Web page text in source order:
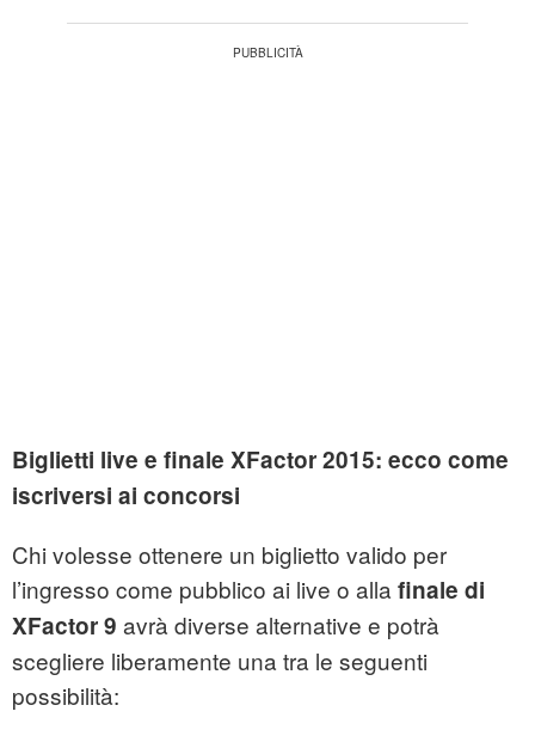
Biglietti live e finale XFactor 2015: ecco come
iscriversi ai concorsi
Chi volesse ottenere un biglietto valido per
l’ingresso come pubblico ai live o alla finale di
XFactor 9 avrà diverse alternative e potrà
scegliere liberamente una tra le seguenti
possibilità: